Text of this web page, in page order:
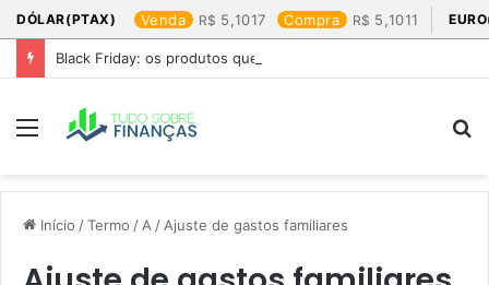
DÓLAR(PTAX) Venda 5,1017 Compra 5,1011
Black Friday: os produtos que mais valem a pena
Menu
Início /Termo / A / Ajuste de gastos familiares